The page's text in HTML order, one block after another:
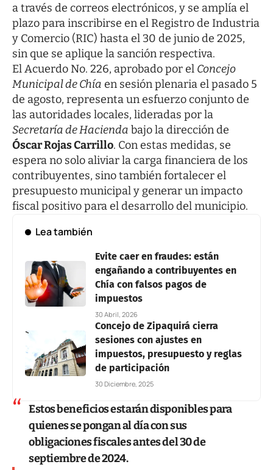
a través de correos electrónicos, y se amplía el
plazo para inscribirse en el Registro de Industria
y Comercio (RIC) hasta el 30 de junio de 2025,
sin que se aplique la sanción respectiva.
El Acuerdo No. 226, aprobado por el Concejo
Municipal de Chía en sesión plenaria el pasado 5
de agosto, representa un esfuerzo conjunto de
las autoridades locales, lideradas por la
Secretaría de Hacienda bajo la dirección de
Óscar Rojas Carrillo. Con estas medidas, se
espera no solo aliviar la carga financiera de los
contribuyentes, sino también fortalecer el
presupuesto municipal y generar un impacto
fiscal positivo para el desarrollo del municipio.
Lea también
Evite caer en fraudes: están
engañando a contribuyentes en
Chía con falsos pagos de
impuestos
30 Abril, 2026
Concejo de Zipaquirá cierra
sesiones con ajustes en
impuestos, presupuesto y reglas
de participación
30 Diciembre, 2025
Estos beneficios estarán disponibles para
quienes se pongan al día con sus
obligaciones fiscales antes del 30 de
septiembre de 2024.